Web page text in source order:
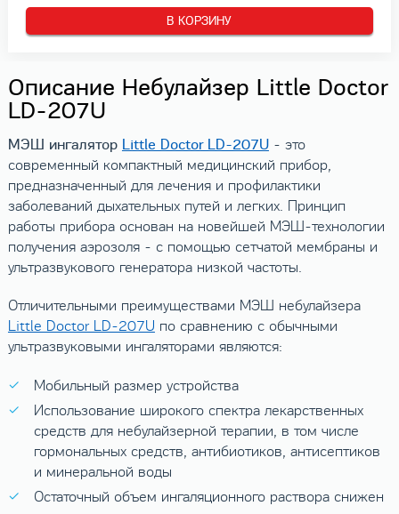
В КОРЗИНУ
Описание Небулайзер Little Doctor
LD-207U
МЭШ ингалятор Little Doctor LD-207U- это
современный компактный медицинский прибор,
предназначенный для лечения и профилактики
заболеваний дыхательных путей и легких. Принцип
работы прибора основан на новейшей МЭШ-технологии
получения аэрозоля - с помощью сетчатой мембраны и
ультразвукового генератора низкой частоты.
Отличительными преимуществами МЭШ небулайзера
Little Doctor LD-207U по сравнению с обычными
ультразвуковыми ингаляторами являются:
Мобильный размер устройства
Использование широкого спектра лекарственных
средств для небулайзерной терапии, в том числе
гормональных средств, антибиотиков, антисептиков
и минеральной воды
Остаточный объем ингаляционного раствора снижен